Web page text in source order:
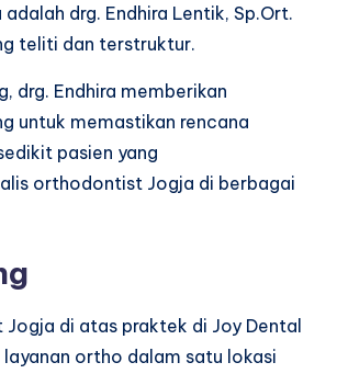
drg. Endhira Lentik, Sp.Ort.
teliti dan terstruktur.
drg. Endhira memberikan
untuk memastikan rencana
pasien yang
orthodontist Jogja di berbagai
di atas praktek di Joy Dental
layanan ortho dalam satu lokasi